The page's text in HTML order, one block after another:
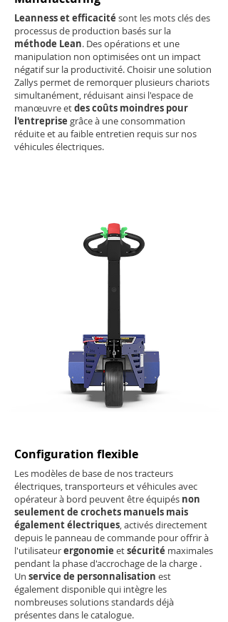
Leanness et efficacité sont les mots clés des
processus de production basés sur la
méthode Lean. Des opérations et une
manipulation non optimisées ont un impact
négatif sur la productivité. Choisir une solution
Zallys permet de remorquer plusieurs chariots
simultanément, réduisant ainsi l'espace de
manœuvre etdes coûts moindres pour
l'entreprise grâce à une consommation
réduite et au faible entretien requis sur nos
véhicules électriques.
Configuration flexible
Les modèles de base de nos tracteurs
électriques, transporteurs et véhicules avec
opérateur à bord peuvent être équipés non
seulement de crochets manuels mais
également électriques, activés directement
depuis le panneau de commande pour offrir à
l'utilisateurergonomie etsécurité maximales
pendant la phase d'accrochage de la charge .
Un service de personnalisation est
également disponible qui intègre les
nombreuses solutions standards déjà
présentes dans le catalogue.